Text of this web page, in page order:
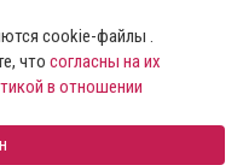
cookie-файлы .
что согласны на их
в отношении